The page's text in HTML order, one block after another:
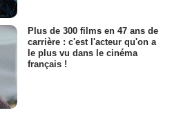
Plus de 300 films en 47 ans de
carrière : c'est l'acteur qu'on a
le plus vu dans le cinéma
français !